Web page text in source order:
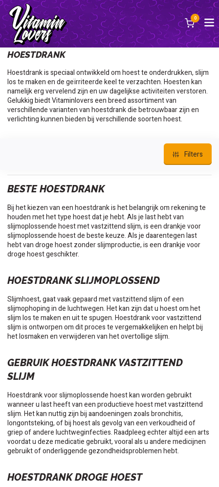
0
Terug
HOESTDRANK
Hoestdrank is speciaal ontwikkeld om hoest te onderdrukken, slijm
los te maken en de geïrriteerde keel te verzachten. Hoesten kan
namelijk erg vervelend zijn en uw dagelijkse activiteiten verstoren.
Gelukkig biedt Vitaminlovers een breed assortiment van
verschillende varianten van hoestdrank die betrouwbaar zijn en
verlichting kunnen bieden bij verschillende soorten hoest.
Filters
BESTE HOESTDRANK
Bij het kiezen van een hoestdrank is het belangrijk om rekening te
houden met het type hoest dat je hebt. Als je last hebt van
slijmoplossende hoest met vastzittend slijm, is een drankje voor
slijmoplossende hoest de beste keuze. Als je daarentegen last
hebt van droge hoest zonder slijmproductie, is een drankje voor
droge hoest geschikter.
HOESTDRANK SLIJMOPLOSSEND
Slijmhoest, gaat vaak gepaard met vastzittend slijm of een
slijmophoping in de luchtwegen. Het kan zijn dat u hoest om het
slijm los te maken en uit te spugen. Hoestdrank voor vastzittend
slijm is ontworpen om dit proces te vergemakkelijken en helpt bij
het losmaken en verwijderen van het overtollige slijm.
GEBRUIK HOESTDRANK VASTZITTEND
SLIJM
Hoestdrank voor slijmoplossende hoest kan worden gebruikt
wanneer u last heeft van een productieve hoest met vastzittend
slijm. Het kan nuttig zijn bij aandoeningen zoals bronchitis,
longontsteking, of bij hoest als gevolg van een verkoudheid of
griep of andere luchtweginfecties. Raadpleeg echter altijd een arts
voordat u deze medicatie gebruikt, vooral als u andere medicijnen
gebruikt of onderliggende gezondheidsproblemen hebt.
HOESTDRANK DROGE HOEST